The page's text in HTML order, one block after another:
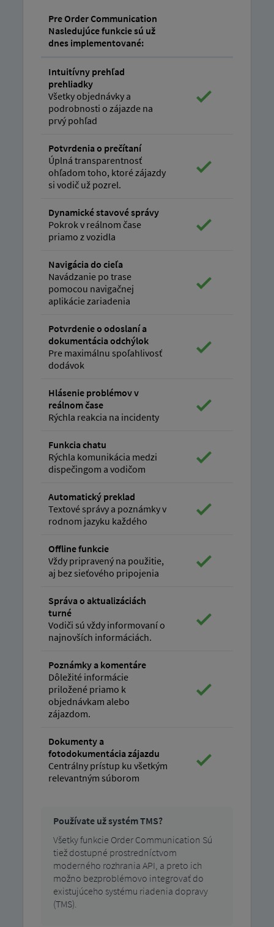
Pre Order Communication
Nasledujúce funkcie sú už
dnes implementované:
Intuitívny prehľad
prehliadky
Všetky objednávky a
podrobnosti o zájazde na
prvý pohľad
Potvrdenia o prečítaní
Úplná transparentnosť
ohľadom toho, ktoré zájazdy
si vodič už pozrel.
Dynamické stavové správy
Pokrok v reálnom čase
priamo z vozidla
Navigácia do cieľa
Navádzanie po trase
pomocou navigačnej
aplikácie zariadenia
Potvrdenie o odoslaní a
dokumentácia odchýlok
Pre maximálnu spoľahlivosť
dodávok
Hlásenie problémov v
reálnom čase
Rýchla reakcia na incidenty
Funkcia chatu
Rýchla komunikácia medzi
dispečingom a vodičom
Automatický preklad
Textové správy a poznámky v
rodnom jazyku každého
Offline funkcie
Vždy pripravený na použitie,
aj bez sieťového pripojenia
Správa o aktualizáciách
turné
Vodiči sú vždy informovaní o
najnovších informáciách.
Poznámky a komentáre
Dôležité informácie
priložené priamo k
objednávkam alebo
zájazdom.
Dokumenty a
fotodokumentácia zájazdu
Centrálny prístup ku všetkým
relevantným súborom
Používate už systém TMS?
Všetky funkcie Order Communication Sú
tiež dostupné prostredníctvom
moderného rozhrania API, a preto ich
možno bezproblémovo integrovať do
existujúceho systému riadenia dopravy
(TMS).